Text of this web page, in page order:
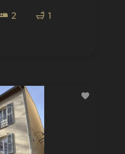
2
1